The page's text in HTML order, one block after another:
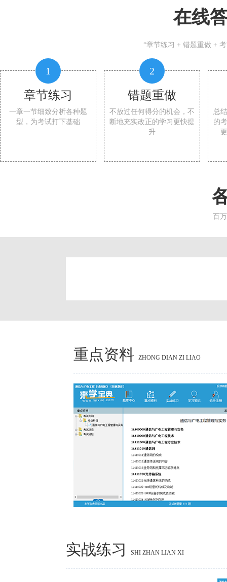
在线
“章节练习 + 错题重做 +
1
章节练习
一章一节细致分析各种题
型，为考试打下基础
2
错题重做
不放过任何得分的机会，不
断地充实改正的学习更快提
升
总
的
百
重点资料 ZHONG DIAN ZI LIAO
实战练习 SHI ZHAN LIAN XI